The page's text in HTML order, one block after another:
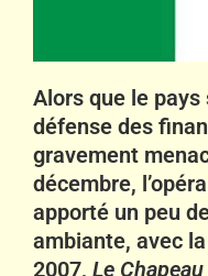
Alors que le
défense des
gravement
décembre,
apporté un peu
ambiante, avec
2007, Le